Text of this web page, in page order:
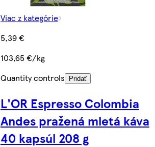
Viac z kategórie
5,39 €
103,65 €/kg
Quantity controls
Pridať
L'OR Espresso Colombia
Andes pražená mletá káva
40 kapsúl 208 g